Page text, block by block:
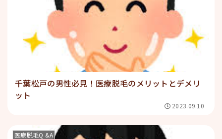
千葉松戸の男性必見！医療脱毛のメリットとデメリ
ット
2023.09.10
医療脱毛Q &A